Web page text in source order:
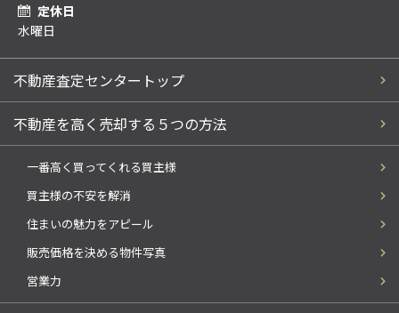
定休日
水曜日
不動産査定センタートップ
不動産を高く売却する５つの方法
一番高く買ってくれる買主様
買主様の不安を解消
住まいの魅力をアピール
販売価格を決める物件写真
営業力